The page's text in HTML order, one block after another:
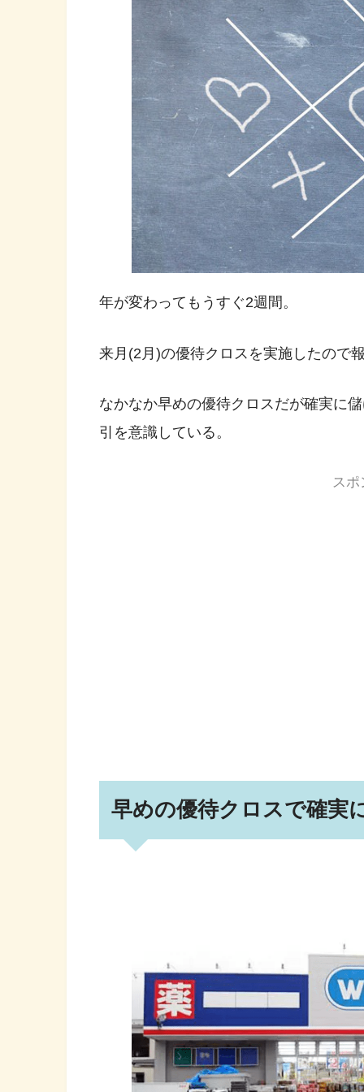
年が変わってもうすぐ2週間。
来月(2月)の優待クロスを実施したので
なかなか早めの優待クロスだが確実に
引を意識している。
ス
早めの優待クロスで確実